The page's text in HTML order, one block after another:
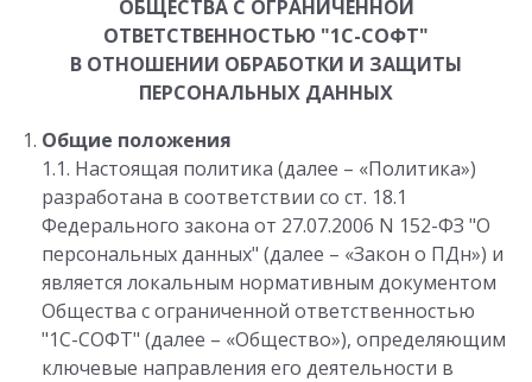
ОБЩЕСТВА С ОГРАНИЧЕННОЙ
ОТВЕТСТВЕННОСТЬЮ "1С-СОФТ"
В ОТНОШЕНИИ ОБРАБОТКИ И ЗАЩИТЫ
ПЕРСОНАЛЬНЫХ ДАННЫХ
Общие положения
1.1. Настоящая политика (далее – «Политика»)
разработана в соответствии со ст. 18.1
Федерального закона от 27.07.2006 N 152-ФЗ "О
персональных данных" (далее – «Закон о ПДн») и
является локальным нормативным документом
Общества с ограниченной ответственностью
"1С-СОФТ" (далее – «Общество»), определяющим
ключевые направления его деятельности в